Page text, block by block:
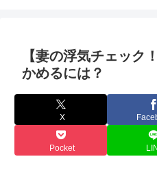
【妻の浮気チェック
かめるには？
X
Pocket